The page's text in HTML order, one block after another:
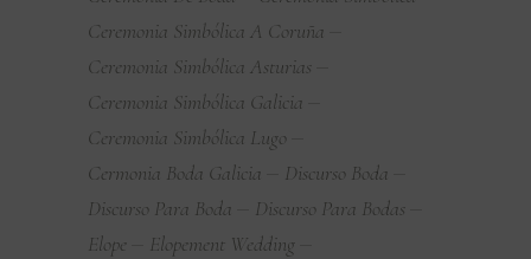
Ceremonia Simbólica A Coruña
Ceremonia Simbólica Asturias
Ceremonia Simbólica Galicia
Ceremonia Simbólica Lugo
Cermonia Boda Galicia
Discurso Boda
Discurso Para Boda
Discurso Para Bodas
Elope
Elopement Wedding